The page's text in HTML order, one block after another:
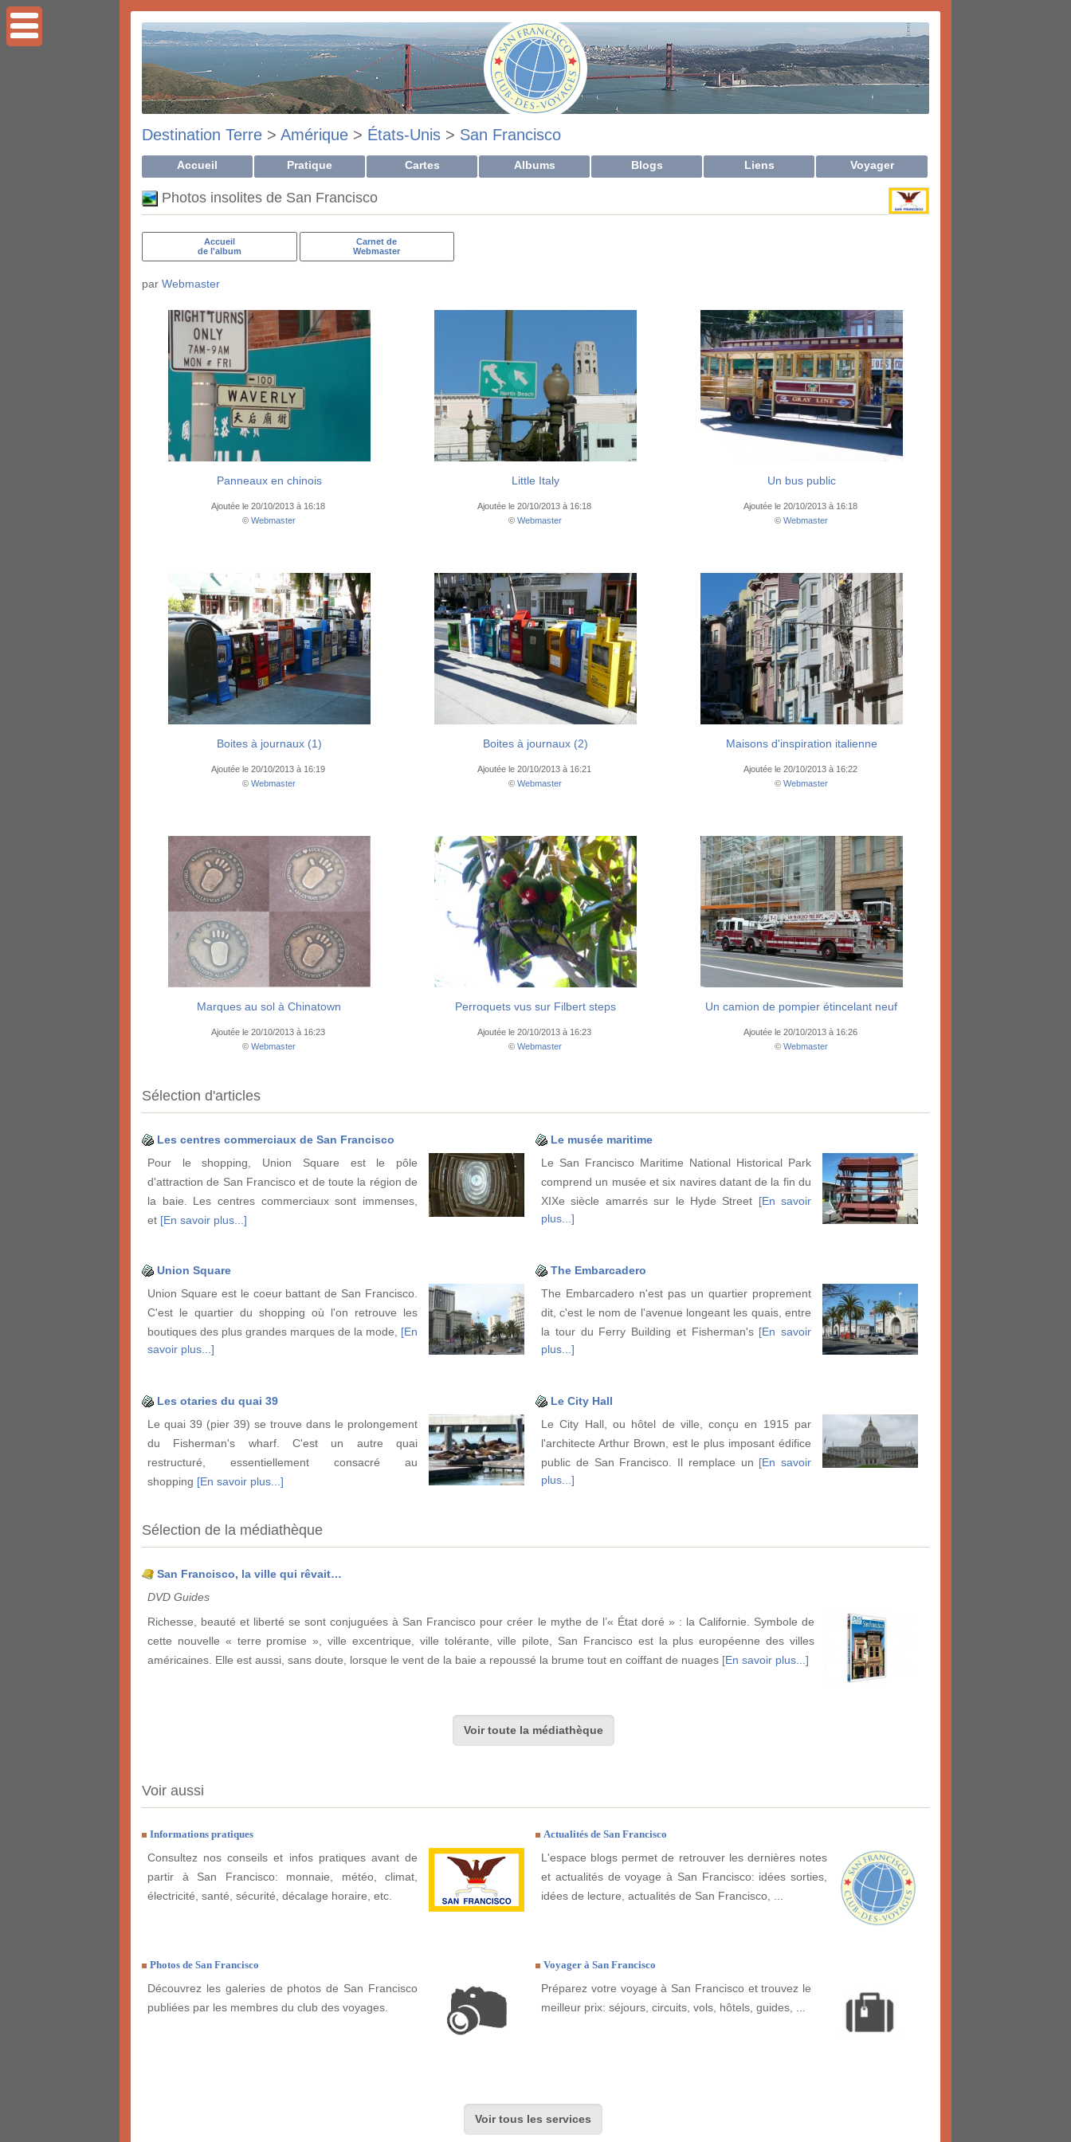
Destination Terre > Amérique > États-Unis > San Francisco
Accueil Pratique Cartes Albums Blogs Liens Voyager
Photos insolites de San Francisco
Accueil
de l'album
Carnet de
Webmaster
par Webmaster
Panneaux en chinois
Ajoutée le 20/10/2013 à 16:18
©Webmaster
Little Italy
Ajoutée le 20/10/2013 à 16:18
©Webmaster
Un bus public
Ajoutée le 20/10/2013 à 16:18
©Webmaster
Boites à journaux (1)
Ajoutée le 20/10/2013 à 16:19
©Webmaster
Boites à journaux (2)
Ajoutée le 20/10/2013 à 16:21
©Webmaster
Maisons d'inspiration italienne
Ajoutée le 20/10/2013 à 16:22
©Webmaster
Marques au sol à Chinatown
Ajoutée le 20/10/2013 à 16:23
©Webmaster
Perroquets vus sur Filbert steps
Ajoutée le 20/10/2013 à 16:23
©Webmaster
Un camion de pompier étincelant neuf
Ajoutée le 20/10/2013 à 16:26
©Webmaster
Sélection d'articles
Les centres commerciaux de San Francisco
Pour le shopping, Union Square est le pôle
d'attraction de San Francisco et de toute la région de
la baie. Les centres commerciaux sont immenses,
et [En savoir plus...]
Le musée maritime
Le San Francisco Maritime National Historical Park
comprend un musée et six navires datant de la fin du
XIXe siècle amarrés sur le Hyde Street [En savoir
plus...]
Union Square
Union Square est le coeur battant de San Francisco.
C'est le quartier du shopping où l'on retrouve les
boutiques des plus grandes marques de la mode, [En
savoir plus...]
The Embarcadero
The Embarcadero n'est pas un quartier proprement
dit, c'est le nom de l'avenue longeant les quais, entre
la tour du Ferry Building et Fisherman's [En savoir
plus...]
Les otaries du quai 39
Le quai 39 (pier 39) se trouve dans le prolongement
du Fisherman's wharf. C'est un autre quai
restructuré, essentiellement consacré au
shopping [En savoir plus...]
Le City Hall
Le City Hall, ou hôtel de ville, conçu en 1915 par
l'architecte Arthur Brown, est le plus imposant édifice
public de San Francisco. Il remplace un [En savoir
plus...]
Sélection de la médiathèque
San Francisco, la ville qui rêvait…
DVD Guides
Richesse, beauté et liberté se sont conjuguées à San Francisco pour créer le mythe de l’« État doré » : la Californie. Symbole de
cette nouvelle « terre promise », ville excentrique, ville tolérante, ville pilote, San Francisco est la plus européenne des villes
américaines. Elle est aussi, sans doute, lorsque le vent de la baie a repoussé la brume tout en coiffant de nuages [En savoir plus...]
Voir toute la médiathèque
Voir aussi
Informations pratiques
Consultez nos conseils et infos pratiques avant de
partir à San Francisco: monnaie, météo, climat,
électricité, santé, sécurité, décalage horaire, etc.
Actualités de San Francisco
L'espace blogs permet de retrouver les dernières notes
et actualités de voyage à San Francisco: idées sorties,
idées de lecture, actualités de San Francisco, ...
Photos de San Francisco
Découvrez les galeries de photos de San Francisco
publiées par les membres du club des voyages.
Voyager à San Francisco
Préparez votre voyage à San Francisco et trouvez le
meilleur prix: séjours, circuits, vols, hôtels, guides, ...
Voir tous les services